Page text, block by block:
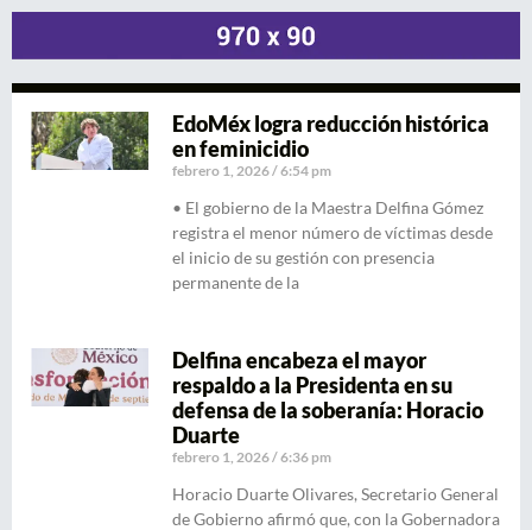
EdoMéx logra reducción histórica
en feminicidio
febrero 1, 2026 6:54 pm
• El gobierno de la Maestra Delfina Gómez
registra el menor número de víctimas desde
el inicio de su gestión con presencia
permanente de la
Delfina encabeza el mayor
respaldo a la Presidenta en su
defensa de la soberanía: Horacio
Duarte
febrero 1, 2026 6:36 pm
Horacio Duarte Olivares, Secretario General
de Gobierno afirmó que, con la Gobernadora